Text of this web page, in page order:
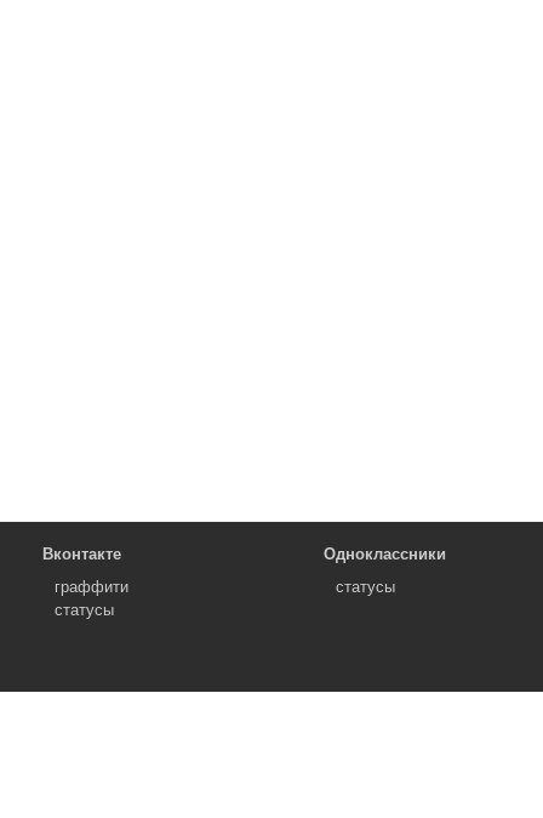
Вконтакте
граффити
статусы
Одноклассники
статусы